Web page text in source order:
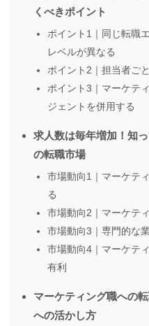
くべきポイント
ポイント1｜同じ転職
レベルが異なる
ポイント2｜担当者ご
ポイント3｜マーケテ
ジェントを併用する
求人数は毎年増加！知
の転職市場
市場動向1｜マーケテ
る
市場動向2｜マーケテ
市場動向3｜専門的な
市場動向4｜マーケテ
有利
マーケティング職への
への活かし方